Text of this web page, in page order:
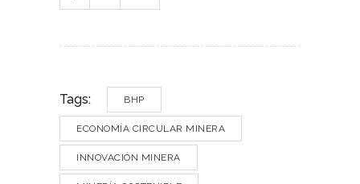
Tags: BHP
ECONOMÍA CIRCULAR MINERA
INNOVACIÓN MINERA